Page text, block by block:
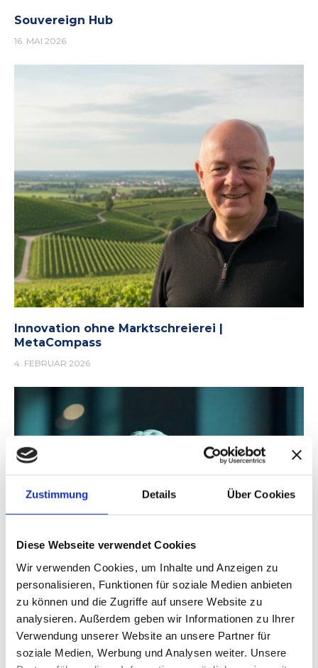
Zustimmung Details Über Cookies
Diese Webseite verwendet Cookies
Wir verwenden Cookies, um Inhalte und Anzeigen zu
personalisieren, Funktionen für soziale Medien anbieten
zu können und die Zugriffe auf unsere Website zu
analysieren. Außerdem geben wir Informationen zu Ihrer
Verwendung unserer Website an unsere Partner für
soziale Medien, Werbung und Analysen weiter. Unsere
Souvereign Hub
16. MAI 2026
Innovation ohne Marktschreierei |
MetaCompass
4. FEBRUAR 2026